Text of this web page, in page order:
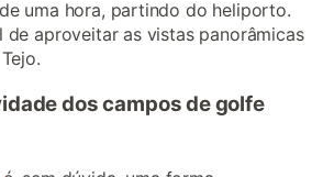
uma hora, partindo do heliporto.
de aproveitar as vistas panorâmicas
dos campos de golfe